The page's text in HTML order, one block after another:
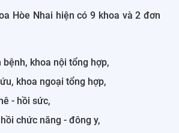
Hòe Nhai hiện có 9 khoa và 2 đơn
bệnh, khoa nội tổng hợp,
khoa ngoại tổng hợp,
- hồi sức,
chức năng - đông y,